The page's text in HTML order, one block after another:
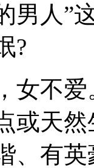
男人”
?
女不
或天
、有